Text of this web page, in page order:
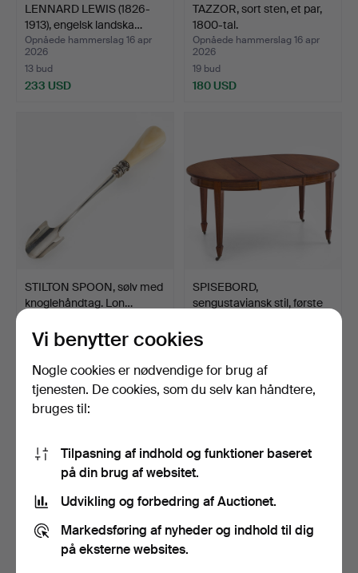
LENNARD LEWIS (1826-
1913), engelsk landska…
Opnåede hammerslag 16 apr
2026
13 bud
233 USD
TAZZOR, sort sten, et par,
1800-tal.
Opnåede hammerslag 16 apr
2026
19 bud
180 USD
STILTON SPOON, sølv med
knoglehåndtag. Lon…
2026
15 bud
197 USD
SPISEBORD,
sengustaviansk stil, første
14 bud
633 USD
Vi benytter cookies
Nogle cookies er nødvendige for brug af
tjenesten. De cookies, som du selv kan håndtere,
bruges til:
Tilpasning af indhold og funktioner baseret
på din brug af websitet.
Udvikling og forbedring af Auctionet.
Markedsføring af nyheder og indhold til dig
på eksterne websites.